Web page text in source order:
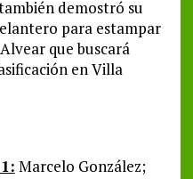
demostró su
para estampar
que buscará
en Villa
Marcelo González;